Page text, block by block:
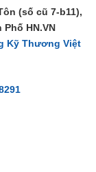
(số cũ 7-b11),
HN.VN
Kỹ Thương Việt